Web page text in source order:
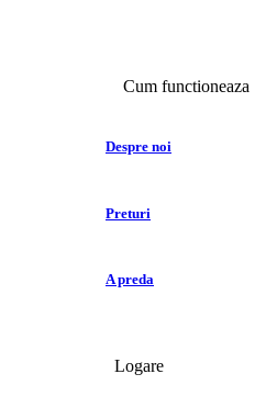
Cum functioneaza
Despre noi
Preturi
A preda
Logare